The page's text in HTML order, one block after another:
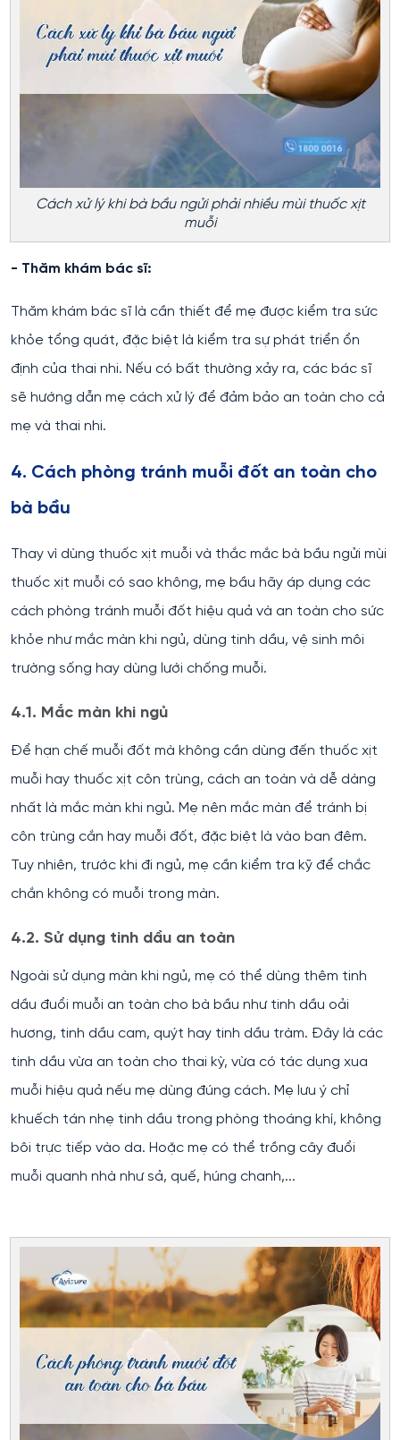
Cách xử lý khi bà bầu ngửi phải nhiều mùi thuốc xịt
muỗi
- Thăm khám bác sĩ:
Thăm khám bác sĩ là cần thiết để mẹ được kiểm tra sức
khỏe tổng quát, đặc biệt là kiểm tra sự phát triển ổn
định của thai nhi. Nếu có bất thường xảy ra, các bác sĩ
sẽ hướng dẫn mẹ cách xử lý để đảm bảo an toàn cho cả
mẹ và thai nhi.
4. Cách phòng tránh muỗi đốt an toàn cho
bà bầu
Thay vì dùng thuốc xịt muỗi và thắc mắc bà bầu ngửi mùi
thuốc xịt muỗi có sao không, mẹ bầu hãy áp dụng các
cách phòng tránh muỗi đốt hiệu quả và an toàn cho sức
khỏe như mắc màn khi ngủ, dùng tinh dầu, vệ sinh môi
trường sống hay dùng lưới chống muỗi.
4.1. Mắc màn khi ngủ
Để hạn chế muỗi đốt mà không cần dùng đến thuốc xịt
muỗi hay thuốc xịt côn trùng, cách an toàn và dễ dàng
nhất là mắc màn khi ngủ. Mẹ nên mắc màn để tránh bị
côn trùng cắn hay muỗi đốt, đặc biệt là vào ban đêm.
Tuy nhiên, trước khi đi ngủ, mẹ cần kiểm tra kỹ để chắc
chắn không có muỗi trong màn.
4.2. Sử dụng tinh dầu an toàn
Ngoài sử dụng màn khi ngủ, mẹ có thể dùng thêm tinh
dầu đuổi muỗi an toàn cho bà bầu như tinh dầu oải
hương, tinh dầu cam, quýt hay tinh dầu tràm. Đây là các
tinh dầu vừa an toàn cho thai kỳ, vừa có tác dụng xua
muỗi hiệu quả nếu mẹ dùng đúng cách. Mẹ lưu ý chỉ
khuếch tán nhẹ tinh dầu trong phòng thoáng khí, không
bôi trực tiếp vào da. Hoặc mẹ có thể trồng cây đuổi
muỗi quanh nhà như sả, quế, húng chanh,...